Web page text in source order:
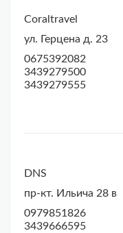
Coraltravel
ул. Герцена д. 23
0675392082
3439279500
3439279555
DNS
пр-кт. Ильича 28 в
0979851826
3439666595